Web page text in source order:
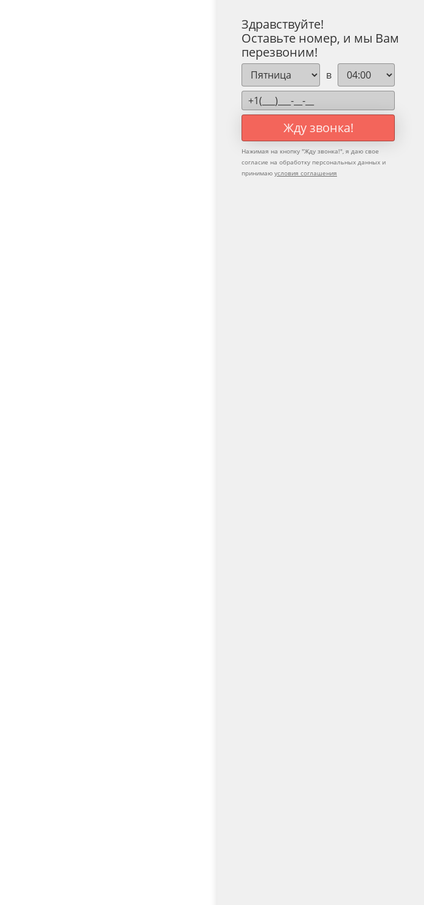
Здравствуйте!
Оставьте номер, и мы Вам
перезвоним!
в
Жду звонка!
Нажимая на кнопку "Жду звонка!", я даю свое
согласие на обработку персональных данных и
принимаю условия соглашения